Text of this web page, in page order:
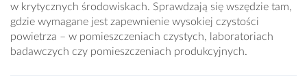
w krytycznych środowiskach. Sprawdzają się wszędzie tam,
gdzie wymagane jest zapewnienie wysokiej czystości
powietrza – w pomieszczeniach czystych, laboratoriach
badawczych czy pomieszczeniach produkcyjnych.